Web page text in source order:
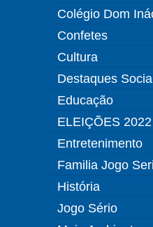
Colégio Dom
Confetes
Cultura
Destaques
Educação
ELEIÇÕES 2022
Entretenimento
Familia Jogo
História
Jogo Sério